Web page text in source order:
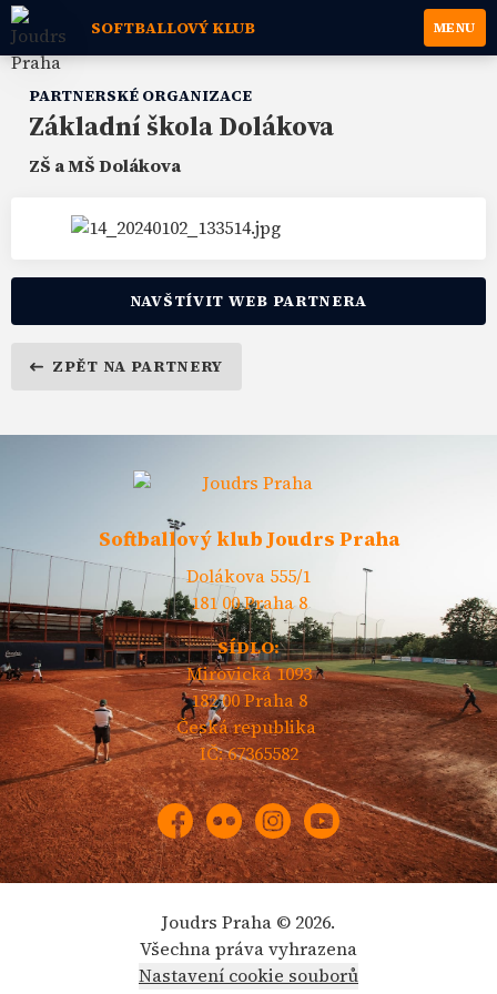
SOFTBALLOVÝ KLUB MENU
PARTNERSKÉ ORGANIZACE
Základní škola Dolákova
ZŠ a MŠ Dolákova
NAVŠTÍVIT WEB PARTNERA
ZPĚT NA PARTNERY
Softballový klub Joudrs Praha
Dolákova 555/1
181 00 Praha 8
SÍDLO:
Mirovická 1093
182 00 Praha 8
Česká republika
IČ: 67365582
Facebook
FlickrInstagramYouTube
Joudrs Praha © 2026.
Všechna práva vyhrazena
Nastavení cookie souborů